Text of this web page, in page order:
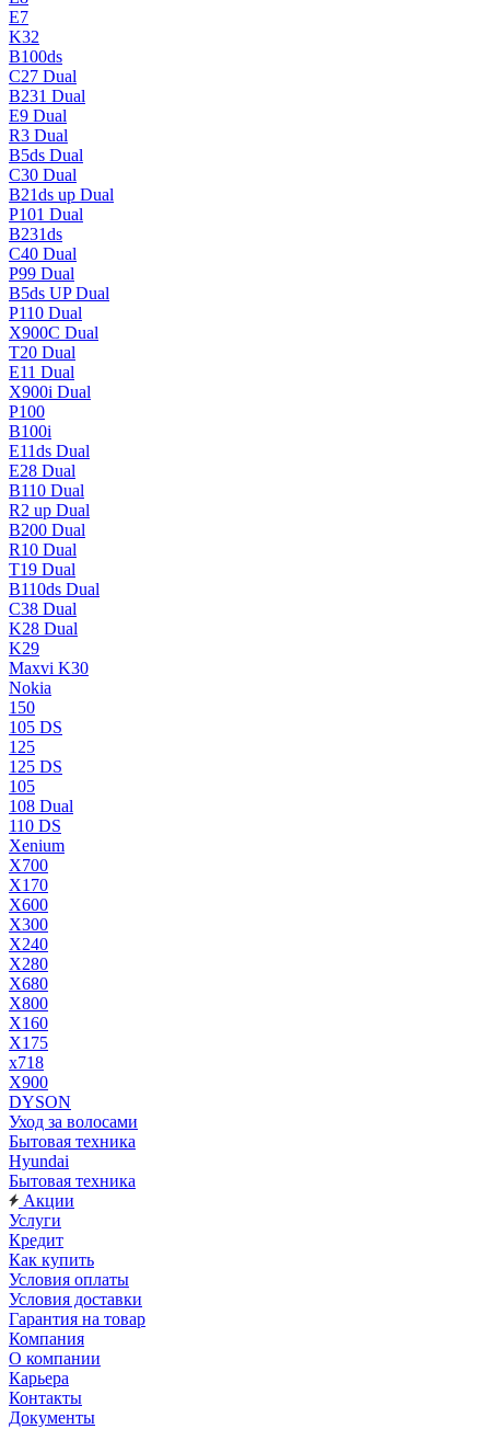
E7
K32
B100ds
C27 Dual
B231 Dual
E9 Dual
R3 Dual
B5ds Dual
C30 Dual
B21ds up Dual
P101 Dual
B231ds
C40 Dual
P99 Dual
B5ds UP Dual
P110 Dual
X900C Dual
T20 Dual
E11 Dual
X900i Dual
P100
B100i
E11ds Dual
E28 Dual
B110 Dual
R2 up Dual
B200 Dual
R10 Dual
T19 Dual
B110ds Dual
C38 Dual
K28 Dual
K29
Maxvi K30
Nokia
150
105 DS
125
125 DS
105
108 Dual
110 DS
Xenium
X700
X170
X600
X300
X240
X280
X680
X800
X160
X175
x718
X900
DYSON
Уход за волосами
Бытовая техника
Hyundai
Бытовая техника
Акции
Услуги
Кредит
Как купить
Условия оплаты
Условия доставки
Гарантия на товар
Компания
О компании
Карьера
Контакты
Документы